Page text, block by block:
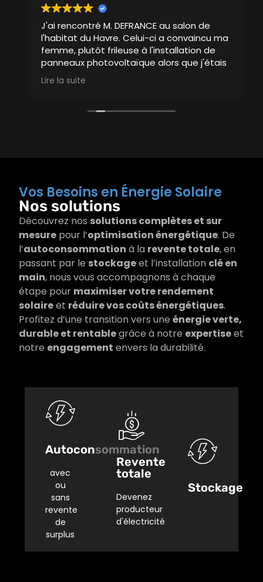
J'ai rencontré M. DEFRANCE au salon de
l'habitat du Havre. Celui-ci a convaincu ma
femme, plutôt frileuse à l'installation de
panneaux photovoltaïque alors que j'étais
convaincu depuis longtemps. Dès le
premier rendez vous, il m'a proposé
par rapport à mes convictions, mes
photovoltaïques rien à redire : personnel
très professionnel, installateurs ainsi que
l'électricien au top !
En résumé : ayant une connaissance
approfondi et des exigences de résultats
suite à de nombreuses désillusions je ne
peux que recommander cette société (M.
DEFRANCE Gabin) qui a toujours été à
l'écoute et de bon conseils.
Quel bonheur de pouvoir enfin faire
confiance surtout dans ce genre de
société où règne les arnaqueurs de tout
genre.
Lire la suite
Vos Besoins en Énergie Solaire
Nos solutions
Découvrez nos solutions complètes et sur
mesure pour l’optimisation énergétique. De
l’autoconsommation à la revente totale, en
passant par le stockageet l’installation clé en
main, nous vous accompagnons à chaque
étape pour maximiser votre rendement
solaireet réduire vos coûts énergétiques.
Profitez d’une transition vers une énergie verte,
durable et rentablegrâce à notre expertiseet
notre engagement envers la durabilité.
Autoconsommation
avec
ou
sans
revente
de
surplus
Consommez
votre
propre
électricité
et
de
revendre
votre
d’électricité
afin
d’optimiser
votre
rentabilité
et
Revente
totale
Devenez
producteur
d'électricité
production
est
rachetée
par EDF
OA pour
un
de 20
ans.
Stockage
Stockez
le
production
le taux
et ainsi,
d’une
électrique.